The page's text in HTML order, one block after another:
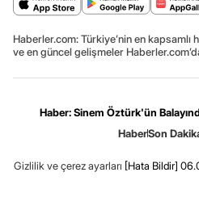
Haberler.com: Türkiye’nin en
ve en güncel gelişmeler
Haber: Sinem Öztürk'ün
HaberSon
Gizlilik ve çerez ayarları [Hata Bildir]